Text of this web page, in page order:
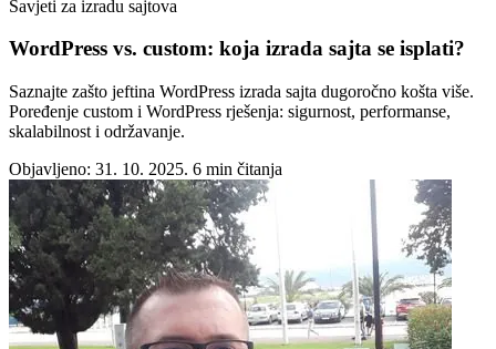
Savjeti za izradu sajtova
WordPress vs. custom: koja izrada sajta se isplati?
Saznajte zašto jeftina WordPress izrada sajta dugoročno košta više.
Poređenje custom i WordPress rješenja: sigurnost, performanse,
skalabilnost i održavanje.
Objavljeno: 31. 10. 2025. 6 min čitanja